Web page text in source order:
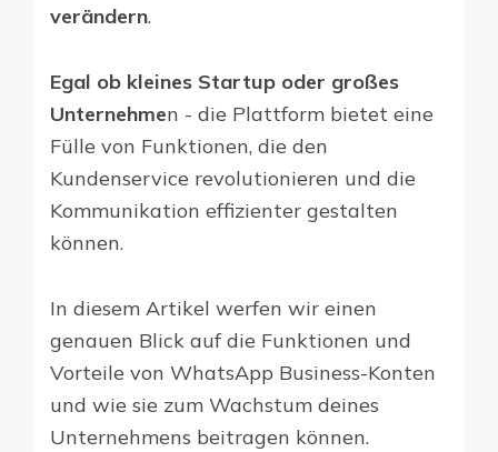
verändern.
Egal ob kleines Startup oder großes
Unternehmen - die Plattform bietet eine
Fülle von Funktionen, die den
Kundenservice revolutionieren und die
Kommunikation effizienter gestalten
können.
In diesem Artikel werfen wir einen
genauen Blick auf die Funktionen und
Vorteile von WhatsApp Business-Konten
und wie sie zum Wachstum deines
Unternehmens beitragen können.